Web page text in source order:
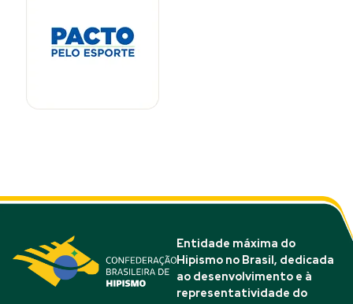
Entidade máxima do
Hipismo no Brasil, dedicada
ao desenvolvimento e à
representatividade do